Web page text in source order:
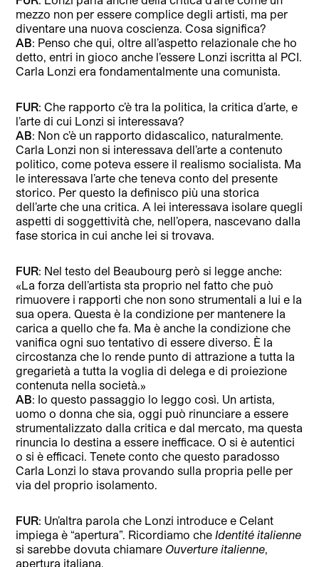
mezzo non per essere complice degli artisti, ma per
diventare una nuova coscienza. Cosa significa?
AB: Penso che qui, oltre all’aspetto relazionale che ho
detto, entri in gioco anche l’essere Lonzi iscritta al PCI.
Carla Lonzi era fondamentalmente una comunista.
FUR: Che rapporto c’è tra la politica, la critica d’arte, e
l’arte di cui Lonzi si interessava?
AB: Non c’è un rapporto didascalico, naturalmente.
Carla Lonzi non si interessava dell’arte a contenuto
politico, come poteva essere il realismo socialista. Ma
le interessava l’arte che teneva conto del presente
storico. Per questo la definisco più una storica
dell’arte che una critica. A lei interessava isolare quegli
aspetti di soggettività che, nell’opera, nascevano dalla
fase storica in cui anche lei si trovava.
FUR: Nel testo del Beaubourg però si legge anche:
«La forza dell’artista sta proprio nel fatto che può
rimuovere i rapporti che non sono strumentali a lui e la
sua opera. Questa è la condizione per mantenere la
carica a quello che fa. Ma è anche la condizione che
vanifica ogni suo tentativo di essere diverso. È la
circostanza che lo rende punto di attrazione a tutta la
gregarietà a tutta la voglia di delega e di proiezione
contenuta nella società.»
AB: Io questo passaggio lo leggo così. Un artista,
uomo o donna che sia, oggi può rinunciare a essere
strumentalizzato dalla critica e dal mercato, ma questa
rinuncia lo destina a essere inefficace. O si è autentici
o si è efficaci. Tenete conto che questo paradosso
Carla Lonzi lo stava provando sulla propria pelle per
via del proprio isolamento.
FUR: Un’altra parola che Lonzi introduce e Celant
impiega è “apertura”. Ricordiamo cheIdentité italienne
si sarebbe dovuta chiamare Ouverture italienne,
apertura italiana.